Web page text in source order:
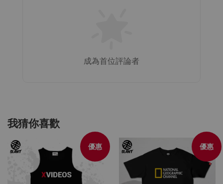
成為首位評論者
我猜你喜歡
優惠 優惠